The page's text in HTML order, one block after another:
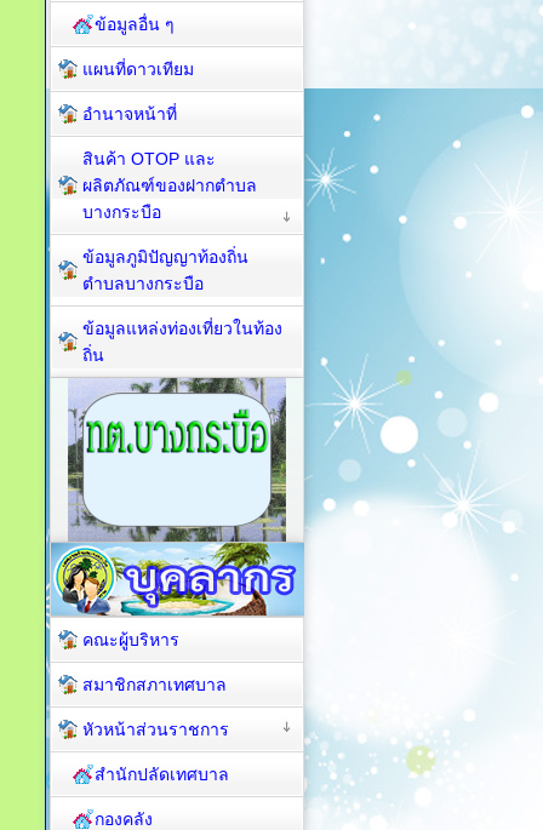
ข้อมูลอื่น ๆ
แผนที่ดาวเทียม
อำนาจหน้าที่
สินค้า OTOP และ
ผลิตภัณฑ์ของฝากตำบล
บางกระบือ
ข้อมูลภูมิปัญญาท้องถิ่น
ตำบลบางกระบือ
ข้อมูลแหล่งท่องเที่ยวในท้อง
ถิ่น
คณะผู้บริหาร
สมาชิกสภาเทศบาล
หัวหน้าส่วนราชการ
สำนักปลัดเทศบาล
กองคลัง